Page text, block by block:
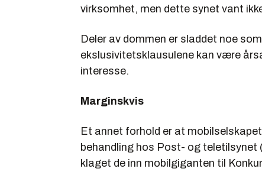
virksomhet, men dette synet vant
Deler av dommen er sladdet noe
ekslusivitetsklausulene kan være
interesse.
Marginskvis
Et annet forhold er at
behandling hos Post- og teletilsynet
klaget de inn mobilgiganten til